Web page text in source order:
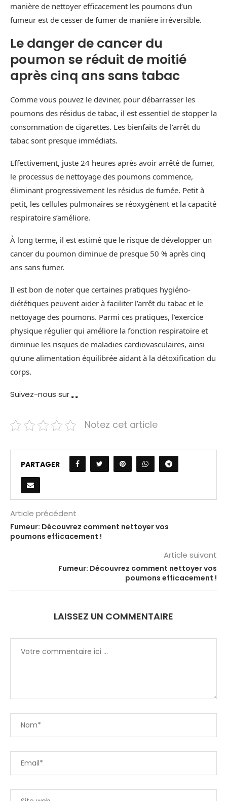
manière de nettoyer efficacement les poumons d’un
fumeur est de cesser de fumer de manière irréversible.
Le danger de cancer du
poumon se réduit de moitié
après cinq ans sans tabac
Comme vous pouvez le deviner, pour débarrasser les
poumons des résidus de tabac, il est essentiel de stopper la
consommation de cigarettes. Les bienfaits de l’arrêt du
tabac sont presque immédiats.
Effectivement, juste 24 heures après avoir arrêté de fumer,
le processus de nettoyage des poumons commence,
éliminant progressivement les résidus de fumée. Petit à
petit, les cellules pulmonaires se réoxygènent et la capacité
respiratoire s’améliore.
À long terme, il est estimé que le risque de développer un
cancer du poumon diminue de presque 50 % après cinq
ans sans fumer.
Il est bon de noter que certaines pratiques hygiéno-
diététiques peuvent aider à faciliter l’arrêt du tabac et le
nettoyage des poumons. Parmi ces pratiques, l’exercice
physique régulier qui améliore la fonction respiratoire et
diminue les risques de maladies cardiovasculaires, ainsi
qu’une alimentation équilibrée aidant à la détoxification du
corps.
Suivez-nous sur
Notez cet article
PARTAGER
Article précédent
Fumeur: Découvrez comment nettoyer vos
poumons efficacement !
Article suivant
Fumeur: Découvrez comment nettoyer vos
poumons efficacement !
LAISSEZ UN COMMENTAIRE